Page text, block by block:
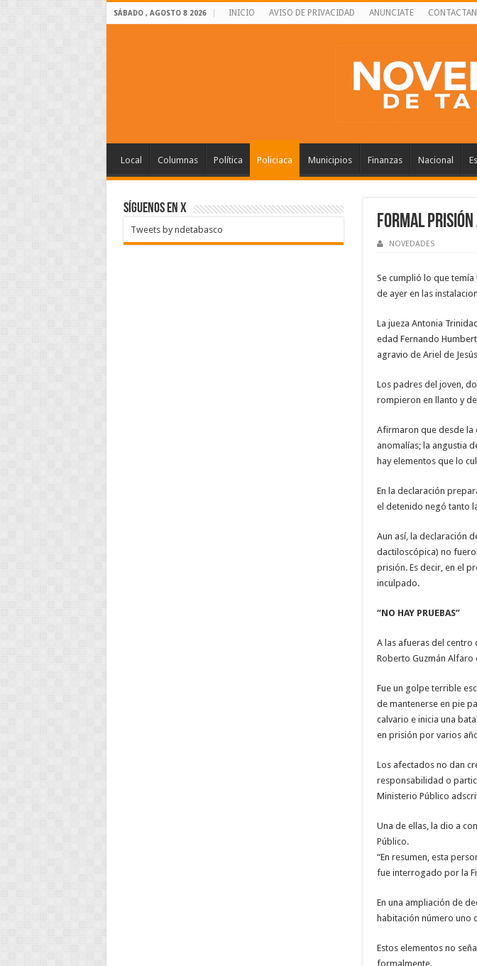
SÁBADO , AGOSTO 8 2026 INICIO AVISO DE PRIVACIDAD ANUNCIATE
Local Columnas Política Policiaca Municipios Finanzas Nacional
FORMAL
NOVEDADES
Se cumplió lo que
de ayer en las
La jueza Antonia
edad Fernando
agravio de Ariel de
Los padres del joven,
rompieron en llanto y
Afirmaron que desde la
anomalías; la angustia
hay elementos que lo
En la declaración
el detenido negó tanto
Aun así, la declaración
dactiloscópica) no
prisión. Es decir, en el
inculpado.
“NO HAY PRUEBAS”
A las afueras del centro
Roberto Guzmán Alfaro
Fue un golpe terrible
de mantenerse en pie
calvario e inicia una
en prisión por varios
Los afectados no dan
responsabilidad o
Ministerio Público
Una de ellas, la dio a
Público.
“En resumen, esta
fue interrogado por la
En una ampliación de
habitación número uno
Estos elementos no
formalmente.
SÍGUENOS EN X
Tweets by ndetabasco